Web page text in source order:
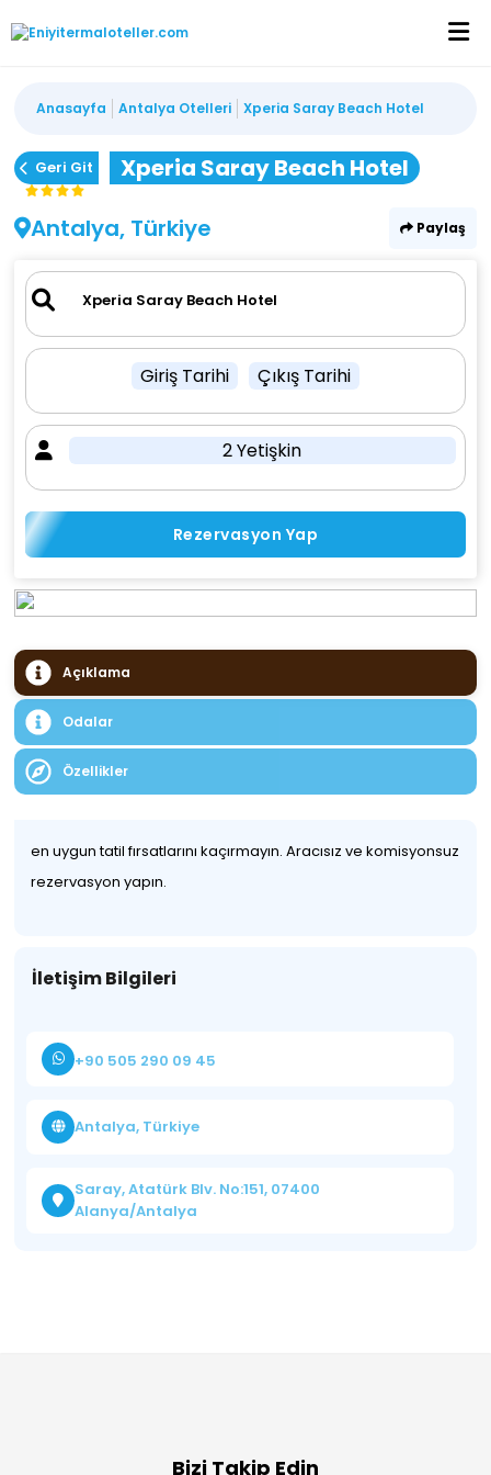
Anasayfa Antalya Otelleri Xperia Saray Beach Hotel
Geri Git
Xperia Saray Beach Hotel
Antalya, Türkiye
Paylaş
Giriş Tarihi Çıkış Tarihi
2 Yetişkin
Rezervasyon Yap
Açıklama
Odalar
Özellikler
en uygun tatil fırsatlarını kaçırmayın. Aracısız ve komisyonsuz
rezervasyon yapın.
İletişim Bilgileri
+90 505 290 09 45
Antalya, Türkiye
Saray, Atatürk Blv. No:151, 07400
Alanya/Antalya
Bizi Takip Edin